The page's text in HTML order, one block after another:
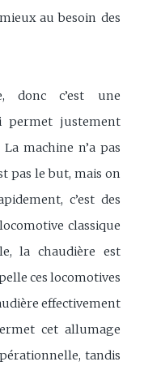
au besoin des
donc c’est une
permet justement
machine n’a pas
pas le but, mais on
c’est des
classique
la chaudière est
ces locomotives
effectivement
cet allumage
tandis